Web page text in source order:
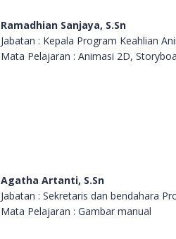
Ramadhian Sanjaya, S.Sn
Jabatan : Kepala Program Keahlian
Mata Pelajaran : Animasi 2D,
Agatha Artanti, S.Sn
Jabatan : Sekretaris dan bendahara
Mata Pelajaran : Gambar manual